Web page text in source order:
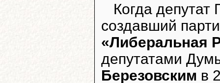
Когда
создавший
«Либеральная
депутатами
Березовским в